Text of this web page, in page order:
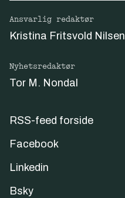
Ansvarlig redaktør
Kristina Fritsvold Nilsen
Nyhetsredaktør
Tor M. Nondal
RSS-feed forside
Facebook
Linkedin
Bsky